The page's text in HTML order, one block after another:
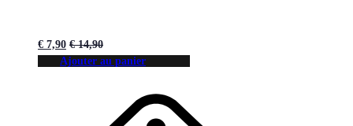
€ 7,90 €14,90
Ajouter au panier